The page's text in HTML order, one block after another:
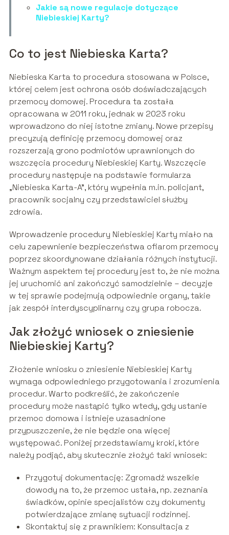
Jakie są nowe regulacje dotyczące
Niebieskiej Karty?
Co to jest Niebieska Karta?
Niebieska Karta to procedura stosowana w Polsce,
której celem jest ochrona osób doświadczających
przemocy domowej. Procedura ta została
opracowana w 2011 roku, jednak w 2023 roku
wprowadzono do niej istotne zmiany. Nowe przepisy
precyzują definicję przemocy domowej oraz
rozszerzają grono podmiotów uprawnionych do
wszczęcia procedury Niebieskiej Karty. Wszczęcie
procedury następuje na podstawie formularza
„Niebieska Karta-A”, który wypełnia m.in. policjant,
pracownik socjalny czy przedstawiciel służby
zdrowia.
Wprowadzenie procedury Niebieskiej Karty miało na
celu zapewnienie bezpieczeństwa ofiarom przemocy
poprzez skoordynowane działania różnych instytucji.
Ważnym aspektem tej procedury jest to, że nie można
jej uruchomić ani zakończyć samodzielnie – decyzje
w tej sprawie podejmują odpowiednie organy, takie
jak zespół interdyscyplinarny czy grupa robocza.
Jak złożyć wniosek o zniesienie
Niebieskiej Karty?
Złożenie wniosku o zniesienie Niebieskiej Karty
wymaga odpowiedniego przygotowania i zrozumienia
procedur. Warto podkreślić, że zakończenie
procedury może nastąpić tylko wtedy, gdy ustanie
przemoc domowa i istnieje uzasadnione
przypuszczenie, że nie będzie ona więcej
występować. Poniżej przedstawiamy kroki, które
należy podjąć, aby skutecznie złożyć taki wniosek:
Przygotuj dokumentację: Zgromadź wszelkie
dowody na to, że przemoc ustała, np. zeznania
świadków, opinie specjalistów czy dokumenty
potwierdzające zmianę sytuacji rodzinnej.
Skontaktuj się z prawnikiem: Konsultacja z